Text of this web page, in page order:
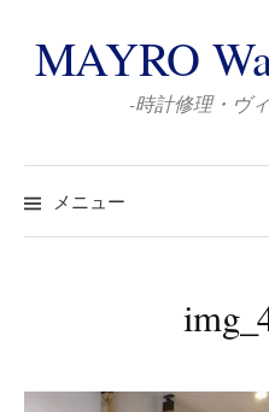
ン
テ
ス
キ
MAYRO
-時計修理・ヴ
メニュー